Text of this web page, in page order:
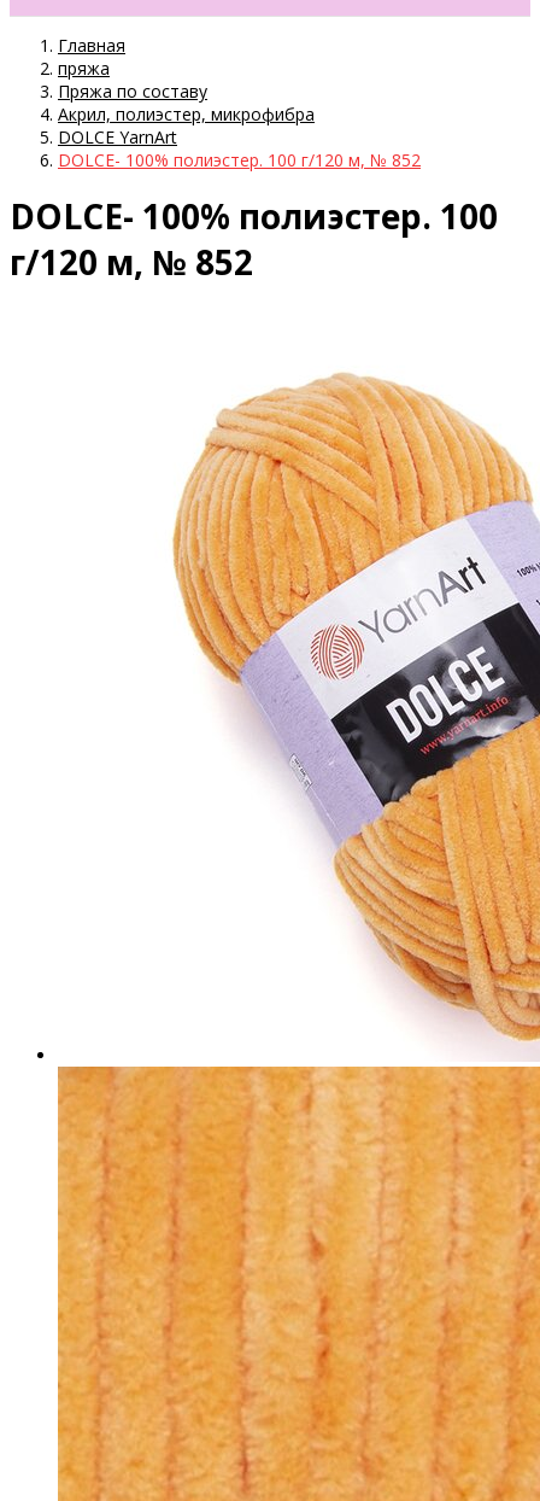
Главная
пряжа
Пряжа по составу
Акрил, полиэстер, микрофибра
DOLCE YarnArt
DOLCE- 100% полиэстер. 100 г/120 м, № 852
DOLCE- 100% полиэстер. 100
г/120 м, № 852